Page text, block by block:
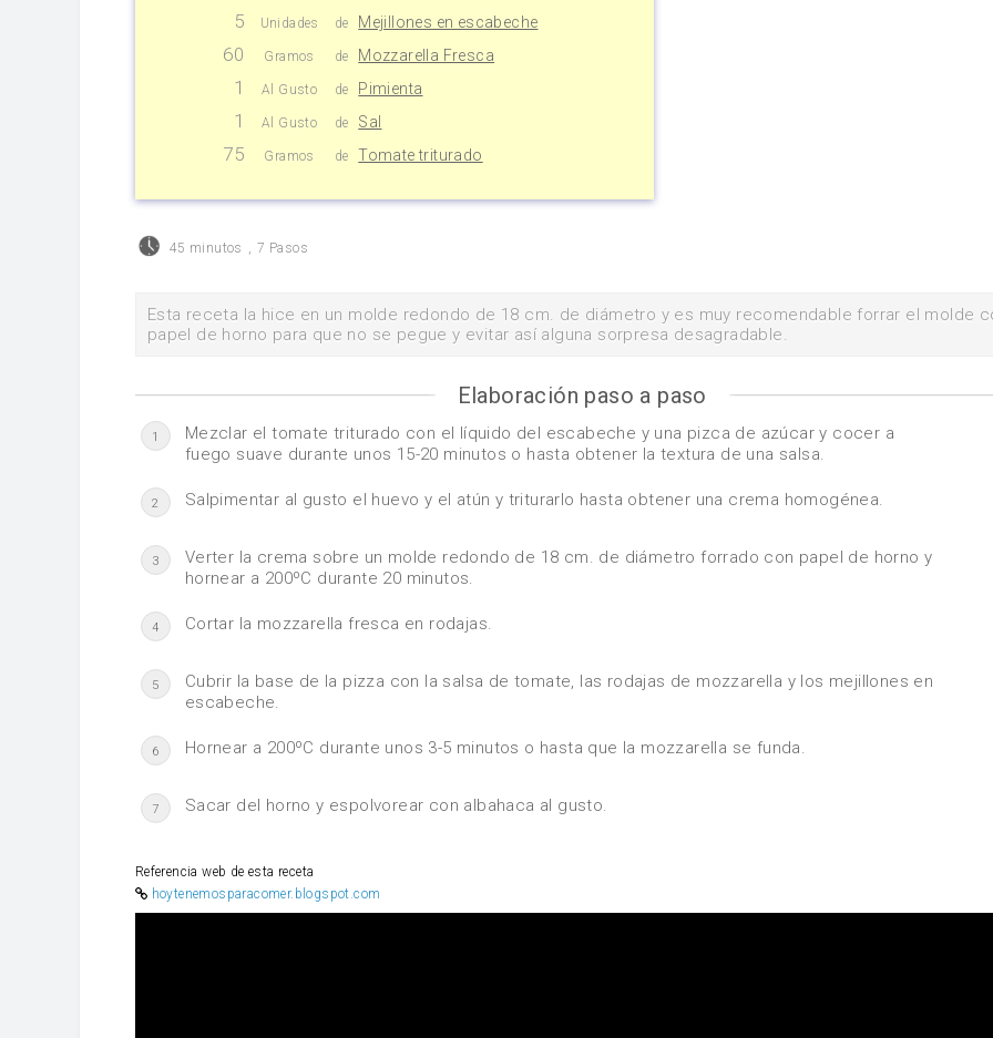
5 Unidades de Mejillones en escabeche
60 Gramos de Mozzarella Fresca
1 Al Gusto de Pimienta
1 Al Gusto de Sal
75 Gramos de Tomate triturado
45 minutos , 7 Pasos
Esta receta la hice en un molde redondo de 18 cm. de diámetro y es muy recomendable forrar el molde
papel de horno para que no se pegue y evitar así alguna sorpresa desagradable.
Elaboración paso a paso
1
Mezclar el tomate triturado con el líquido del escabeche y una pizca de azúcar y cocer a
fuego suave durante unos 15-20 minutos o hasta obtener la textura de una salsa.
2 Salpimentar al gusto el huevo y el atún y triturarlo hasta obtener una crema homogénea.
3
Verter la crema sobre un molde redondo de 18 cm. de diámetro forrado con papel de horno y
hornear a 200ºC durante 20 minutos.
4 Cortar la mozzarella fresca en rodajas.
5
Cubrir la base de la pizza con la salsa de tomate, las rodajas de mozzarella y los mejillones en
escabeche.
6 Hornear a 200ºC durante unos 3-5 minutos o hasta que la mozzarella se funda.
7 Sacar del horno y espolvorear con albahaca al gusto.
Referencia web de esta receta
hoytenemosparacomer.blogspot.com